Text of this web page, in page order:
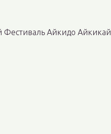
Фестиваль Айкидо Айкикай